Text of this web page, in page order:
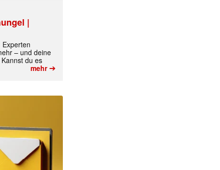
|
Experten
– und deine
du es
mehr➔